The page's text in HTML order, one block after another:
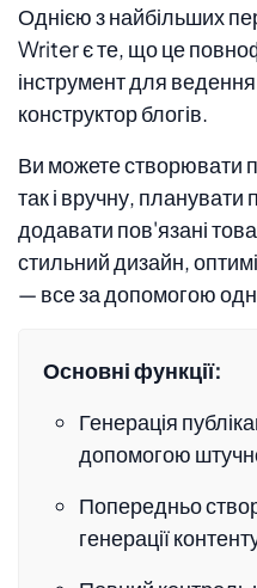
Однією з найбільших
Writer є те, що це
інструмент для
конструктор блогів.
Ви можете створювати
так і вручну, планувати
додавати пов'язані
стильний дизайн,
— все за допомогою
Основні функції:
Генерація
допомогою
Попередньо
генерації